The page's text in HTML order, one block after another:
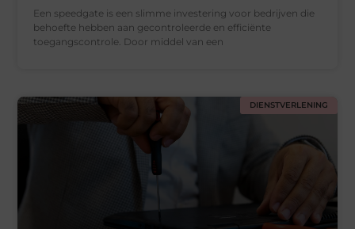
Een speedgate is een slimme investering voor bedrijven die
behoefte hebben aan gecontroleerde en efficiënte
toegangscontrole. Door middel van een
DIENSTVERLENING